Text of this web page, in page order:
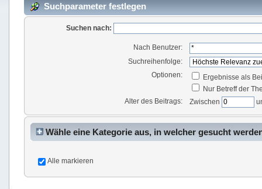
Suchparameter festlegen
Suchen nach:
Nach Benutzer:
Suchreihenfolge:
Optionen:
Ergebnisse als
Nur Betreff der
Alter des Beitrags:
Zwischen
Wähle eine Kategorie aus, in welcher gesucht
Alle markieren